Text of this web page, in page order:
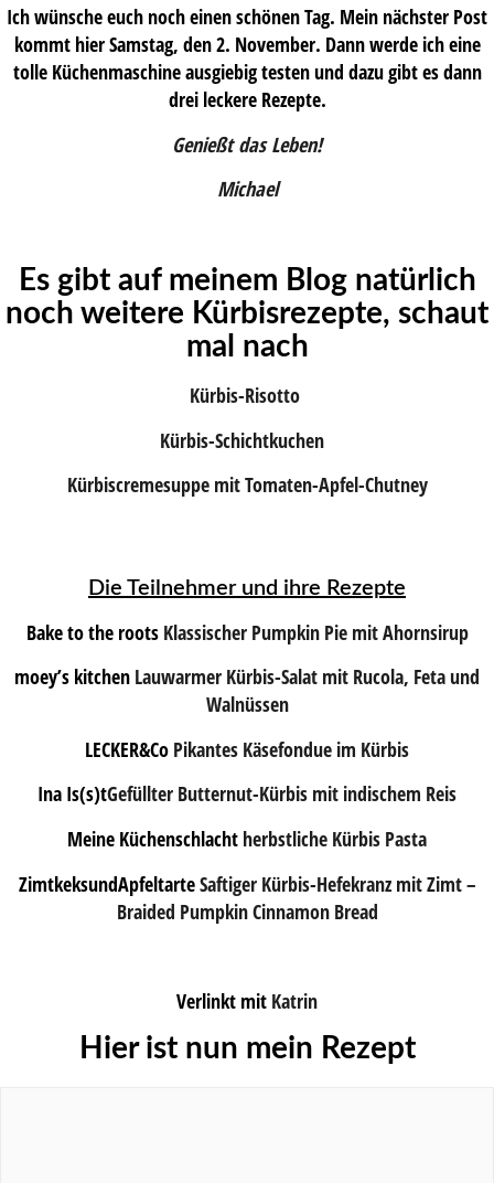
Ich wünsche euch noch einen schönen Tag. Mein nächster Post
kommt hier Samstag, den 2. November. Dann werde ich eine
tolle Küchenmaschine ausgiebig testen und dazu gibt es dann
drei leckere Rezepte.
Genießt das Leben!
Michael
Es gibt auf meinem Blog natürlich
noch weitere Kürbisrezepte, schaut
mal nach
Kürbis-Risotto
Kürbis-Schichtkuchen
Kürbiscremesuppe mit Tomaten-Apfel-Chutney
Die Teilnehmer und ihre Rezepte
Bake to the roots Klassischer Pumpkin Pie mit Ahornsirup
moey’s kitchen Lauwarmer Kürbis-Salat mit Rucola, Feta und
Walnüssen
LECKER&Co Pikantes Käsefondue im Kürbis
Ina Is(s)tGefüllter Butternut-Kürbis mit indischem Reis
Meine Küchenschlacht herbstliche Kürbis Pasta
ZimtkeksundApfeltarteSaftiger Kürbis-Hefekranz mit Zimt –
Braided Pumpkin Cinnamon Bread
Verlinkt mit Katrin
Hier ist nun mein Rezept